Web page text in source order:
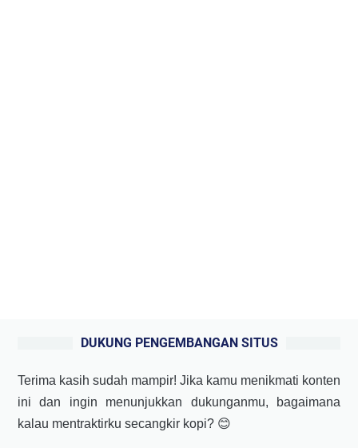
DUKUNG PENGEMBANGAN SITUS
Terima kasih sudah mampir! Jika kamu menikmati konten
ini dan ingin menunjukkan dukunganmu, bagaimana
kalau mentraktirku secangkir kopi? 😊